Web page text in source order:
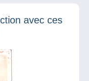
avec ces